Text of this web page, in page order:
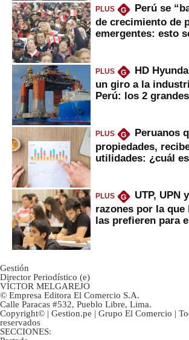
PLUS G
Perú se
de crecimiento de
emergentes: esto
PLUS G
HD
un giro a la
Perú: los 2
PLUS G
Peruanos
propiedades,
utilidades: ¿cuál
PLUS G
UTP, UPN
razones por la
las prefieren para
Gestión
Director Periodístico (e)
VÍCTOR MELGAREJO
© Empresa Editora El Comercio S.A.
Calle Paracas #532, Pueblo Libre, Lima.
Copyright© | Gestion.pe | Grupo El Comercio |
reservados
SECCIONES: